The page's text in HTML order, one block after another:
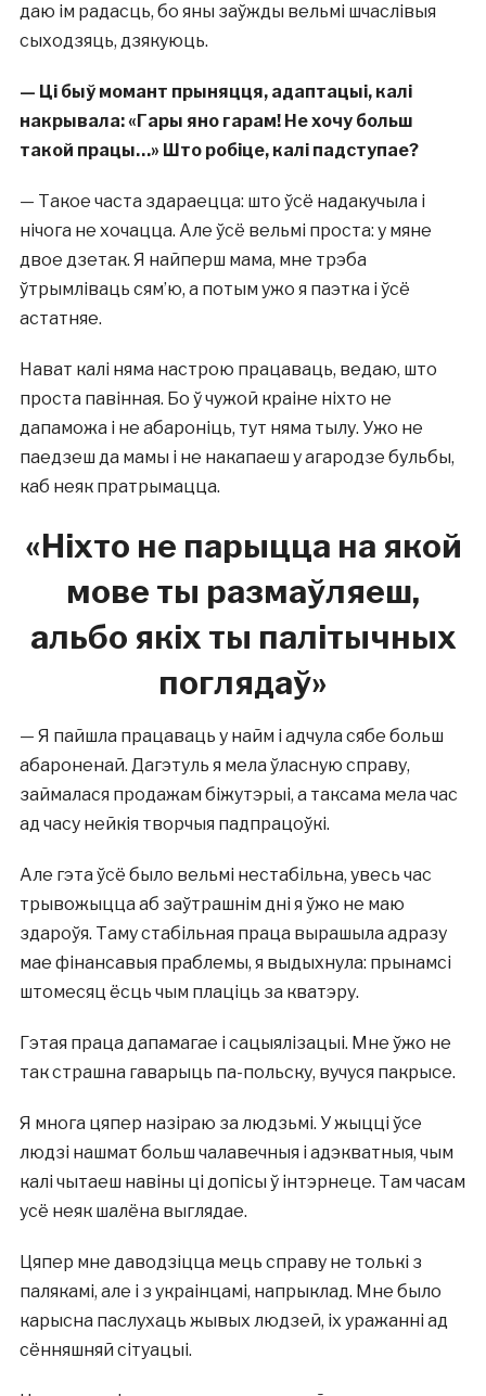
даю ім радасць, бо яны заўжды вельмі шчаслівыя
сыходзяць, дзякуюць.
— Ці быў момант прыняцця, адаптацыі, калі
накрывала:« Гары яно гарам! Не хочу больш
такой працы…» Што робіце, калі падступае?
— Такое часта здараецца: што ўсё надакучыла і
нічога не хочацца. Але ўсё вельмі проста: у мяне
двое дзетак. Я найперш мама, мне трэба
ўтрымліваць сям’ю, а потым ужо я паэтка і ўсё
астатняе.
Нават калі няма настрою працаваць, ведаю, што
проста павінная. Бо ў чужой краіне ніхто не
дапаможа і не абароніць, тут няма тылу. Ужо не
паедзеш да мамы і не накапаеш у агародзе бульбы,
каб неяк пратрымацца.
«Ніхто не парыцца на якой
мове ты размаўляеш,
альбо якіх ты палітычных
поглядаў»
— Я пайшла працаваць у найм і адчула сябе больш
абароненай. Дагэтуль я мела ўласную справу,
займалася продажам біжутэрыі, а таксама мела час
ад часу нейкія творчыя падпрацоўкі.
Але гэта ўсё было вельмі нестабільна, увесь час
трывожыцца аб заўтрашнім дні я ўжо не маю
здароўя. Таму стабільная праца вырашыла адразу
мае фінансавыя праблемы, я выдыхнула: прынамсі
штомесяц ёсць чым плаціць за кватэру.
Гэтая праца дапамагае і сацыялізацыі. Мне ўжо не
так страшна гаварыць па-польску, вучуся пакрысе.
Я многа цяпер назіраю за людзьмі. У жыцці ўсе
людзі нашмат больш чалавечныя і адэкватныя, чым
калі чытаеш навіны ці допісы ў інтэрнеце. Там часам
усё неяк шалёна выглядае.
Цяпер мне даводзіцца мець справу не толькі з
палякамі, але і з украінцамі, напрыклад. Мне было
карысна паслухаць жывых людзей, іх уражанні ад
сённяшняй сітуацыі.